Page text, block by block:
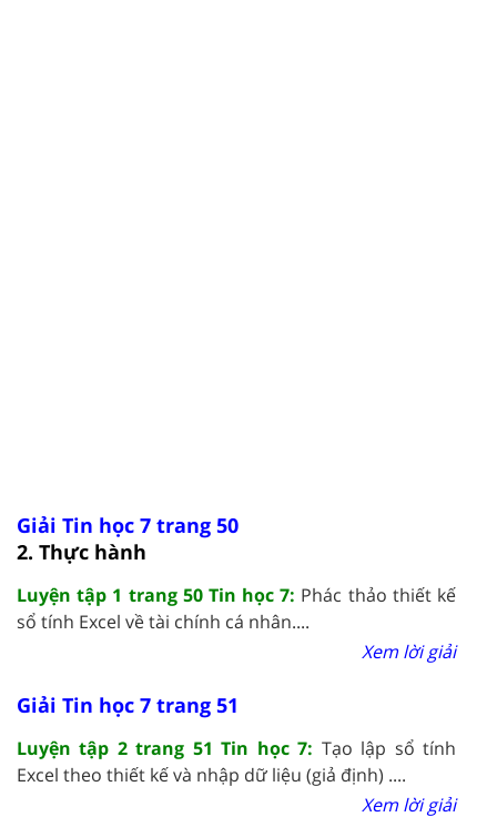
Giải Tin học 7 trang 50
2. Thực hành
Luyện tập 1 trang 50 Tin học 7: Phác thảo thiết kế
sổ tính Excel về tài chính cá nhân....
Xem lời giải
Giải Tin học 7 trang 51
Luyện tập 2 trang 51 Tin học 7: Tạo lập sổ tính
Excel theo thiết kế và nhập dữ liệu (giả định) ....
Xem lời giải